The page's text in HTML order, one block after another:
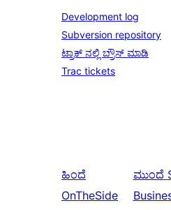
Development log
Subversion repository
ಟ್ರಾಕ್ ನಲ್ಲಿ ಬ್ರೌಸ್ ಮಾಡಿ
Trac tickets
ಹಿಂದೆ
OnTheSide
ಮುಂದೆ